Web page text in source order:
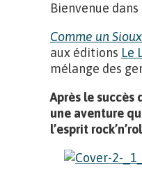
Bienvenue
Comme un
aux éditions Le
mélange des
Après le succès
une aventure
l’esprit